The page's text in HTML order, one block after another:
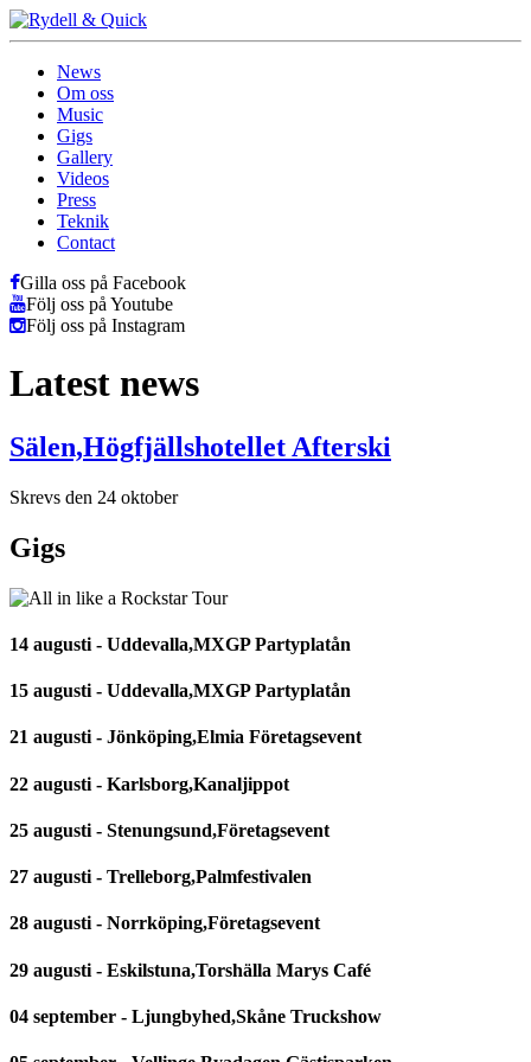
News
Om oss
Music
Gigs
Gallery
Videos
Press
Teknik
Contact
Gilla oss på Facebook
Följ oss på Youtube
Följ oss på Instagram
Latest news
Sälen,Högfjällshotellet Afterski
Skrevs den 24 oktober
Gigs
14 augusti - Uddevalla,MXGP Partyplatån
15 augusti - Uddevalla,MXGP Partyplatån
21 augusti - Jönköping,Elmia Företagsevent
22 augusti - Karlsborg,Kanaljippot
25 augusti - Stenungsund,Företagsevent
27 augusti - Trelleborg,Palmfestivalen
28 augusti - Norrköping,Företagsevent
29 augusti - Eskilstuna,Torshälla Marys Café
04 september - Ljungbyhed,Skåne Truckshow